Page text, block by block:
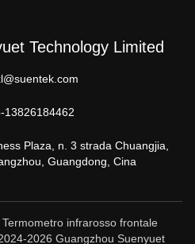
Technology Limited
13826184462
Plaza, n. 3 strada Chuangjia,
Guangdong, Cina
infrarosso frontale
2026 Guangzhou Suenyuet